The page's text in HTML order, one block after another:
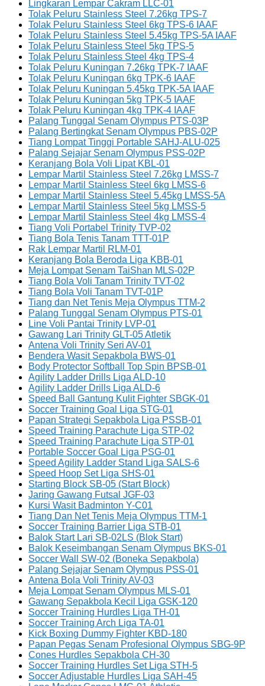
Lingkaran Lempar Cakram LLC-01
Tolak Peluru Stainless Steel 7.26kg TPS-7
Tolak Peluru Stainless Steel 6kg TPS-6 IAAF
Tolak Peluru Stainless Steel 5.45kg TPS-5A IAAF
Tolak Peluru Stainless Steel 5kg TPS-5
Tolak Peluru Stainless Steel 4kg TPS-4
Tolak Peluru Kuningan 7.26kg TPK-7 IAAF
Tolak Peluru Kuningan 6kg TPK-6 IAAF
Tolak Peluru Kuningan 5.45kg TPK-5A IAAF
Tolak Peluru Kuningan 5kg TPK-5 IAAF
Tolak Peluru Kuningan 4kg TPK-4 IAAF
Palang Tunggal Senam Olympus PTS-03P
Palang Bertingkat Senam Olympus PBS-02P
Tiang Lompat Tinggi Portable SAHJ-ALU-025
Palang Sejajar Senam Olympus PSS-02P
Keranjang Bola Voli Lipat KBL-01
Lempar Martil Stainless Steel 7.26kg LMSS-7
Lempar Martil Stainless Steel 6kg LMSS-6
Lempar Martil Stainless Steel 5.45kg LMSS-5A
Lempar Martil Stainless Steel 5kg LMSS-5
Lempar Martil Stainless Steel 4kg LMSS-4
Tiang Voli Portabel Trinity TVP-02
Tiang Bola Tenis Tanam TTT-01P
Rak Lempar Martil RLM-01
Keranjang Bola Beroda Liga KBB-01
Meja Lompat Senam TaiShan MLS-02P
Tiang Bola Voli Tanam Trinity TVT-02
Tiang Bola Voli Tanam TVT-01P
Tiang dan Net Tenis Meja Olympus TTM-2
Palang Tunggal Senam Olympus PTS-01
Line Voli Pantai Trinity LVP-01
Gawang Lari Trinity GLT-05 Atletik
Antena Voli Trinity Seri AV-01
Bendera Wasit Sepakbola BWS-01
Body Protector Softball Top Spin BPSB-01
Agility Ladder Drills Liga ALD-10
Agility Ladder Drills Liga ALD-6
Speed Ball Gantung Kulit Fighter SBGK-01
Soccer Training Goal Liga STG-01
Papan Strategi Sepakbola Liga PSSB-01
Speed Training Parachute Liga STP-02
Speed Training Parachute Liga STP-01
Portable Soccer Goal Liga PSG-01
Speed Agility Ladder Stand Liga SALS-6
Speed Hoop Set Liga SHS-01
Starting Block SB-05 (Start Block)
Jaring Gawang Futsal JGF-03
Kursi Wasit Badminton Y-C01
Tiang Dan Net Tenis Meja Olympus TTM-1
Soccer Training Barrier Liga STB-01
Balok Start Lari SB-02LS (Blok Start)
Balok Keseimbangan Senam Olympus BKS-01
Soccer Wall SW-02 (Boneka Sepakbola)
Palang Sejajar Senam Olympus PSS-01
Antena Bola Voli Trinity AV-03
Meja Lompat Senam Olympus MLS-01
Gawang Sepakbola Kecil Liga GSK-120
Soccer Training Hurdles Liga TH-01
Soccer Training Arch Liga TA-01
Kick Boxing Dummy Fighter KBD-180
Papan Pegas Senam Profesional Olympus SBG-9P
Cones Hurdles Sepakbola CH-30
Soccer Training Hurdles Set Liga STH-5
Soccer Adjustable Hurdles Liga SAH-45